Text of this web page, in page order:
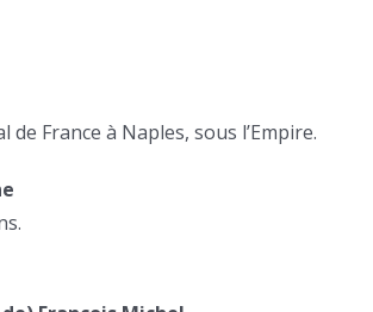
de France à Naples, sous l’Empire.